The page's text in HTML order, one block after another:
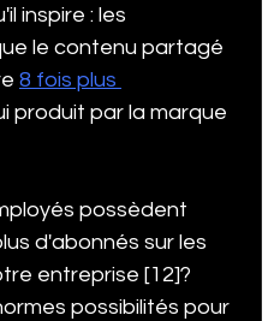
inspire : les
le contenu partagé
8 fois plus
produit par la marque
possèdent
d'abonnés sur les
entreprise [12]?
possibilités pour